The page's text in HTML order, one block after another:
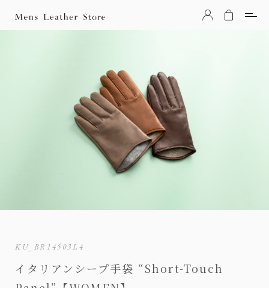
Mens Leather Store（メンズレザーストア）
KU_BR14503L4
イタリアンシープ手袋 “Short-Touch